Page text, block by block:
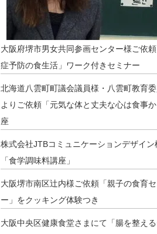
大阪府堺市男女共同参画センター様ご依
症予防の食生活」ワーク付きセミナー
北海道八雲町町議会議員様・八雲町教育
よりご依頼「元気な体と丈夫な心は食事
座
株式会社JTBコミュニケーションデザイン
「食学調味料講座」
大阪堺市南区辻内様ご依頼「親子の食育
ー」をクッキング体験つき
大阪中央区健康食堂さまにて「腸を整え